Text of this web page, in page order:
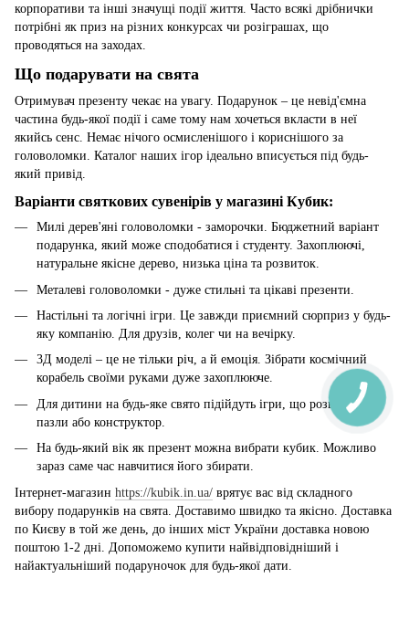
корпоративи та інші значущі події життя. Часто всякі дрібнички
потрібні як приз на різних конкурсах чи розіграшах, що
проводяться на заходах.
Що подарувати на свята
Отримувач презенту чекає на увагу. Подарунок – це невід'ємна
частина будь-якої події і саме тому нам хочеться вкласти в неї
якийсь сенс. Немає нічого осмисленішого і кориснішого за
головоломки. Каталог наших ігор ідеально вписується під будь-
який привід.
Варіанти святкових сувенірів у магазині Кубик:
Милі дерев'яні головоломки - заморочки. Бюджетний варіант
подарунка, який може сподобатися і студенту. Захоплюючі,
натуральне якісне дерево, низька ціна та розвиток.
Металеві головоломки - дуже стильні та цікаві презенти.
Настільні та логічні ігри. Це завжди приємний сюрприз у будь-
яку компанію. Для друзів, колег чи на вечірку.
3Д моделі – це не тільки річ, а й емоція. Зібрати космічний
корабель своїми руками дуже захоплююче.
Для дитини на будь-яке свято підійдуть ігри, що розвивають,
пазли або конструктор.
На будь-який вік як презент можна вибрати кубик. Можливо
зараз саме час навчитися його збирати.
Інтернет-магазин https://kubik.in.ua/ врятує вас від складного
вибору подарунків на свята. Доставимо швидко та якісно. Доставка
по Києву в той же день, до інших міст України доставка новою
поштою 1-2 дні. Допоможемо купити найвідповідніший і
найактуальніший подаруночок для будь-якої дати.